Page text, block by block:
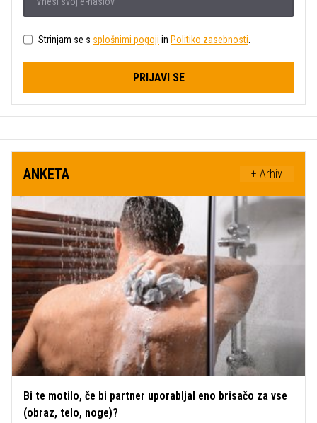
Strinjam se s splošnimi pogoji in Politiko zasebnosti
PRIJAVI SE
ANKETA + Arhiv
Bi te motilo, če bi partner uporabljal eno brisačo za vse
(obraz, telo, noge)?